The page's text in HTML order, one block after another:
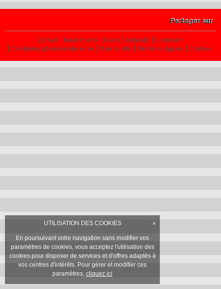
UTILISATION DES COOKIES ×
En poursuivant votre navigation sans modifier vos
paramètres de cookies, vous acceptez l'utilisation des
cookies pour disposer de services et d'offres adaptés à
vos centres d'intérêts. Pour gérer et modifier ces
paramètres, cliquez ici
Partager sur
Contact Nous trouver News Actualité
Connexion
Conditions générales de vente
Plan du site Mentions légales Cookies